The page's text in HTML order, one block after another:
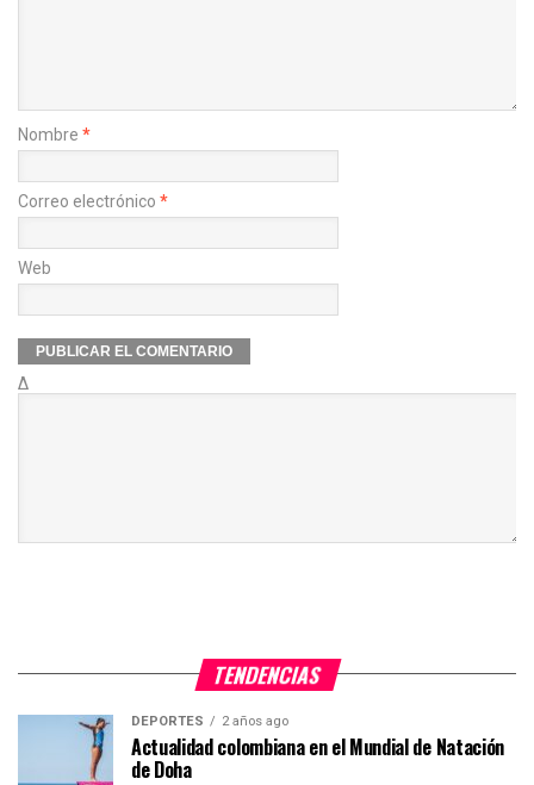
Nombre *
Correo electrónico *
Web
Δ
TENDENCIAS
DEPORTES 2 años ago
Actualidad colombiana en el Mundial de Natación
de Doha